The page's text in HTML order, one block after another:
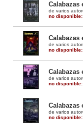
Calabazas
de varios
no disponible:
Calabazas
de varios
no disponible:
Calabazas
de varios
no disponible:
Calabazas
de varios
no disponible: